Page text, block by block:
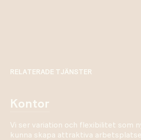
RELATERADE TJÄNSTER
kontor
Vi ser variation och flexibilitet som
kunna skapa attraktiva